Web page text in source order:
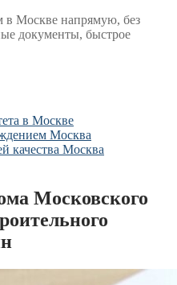
в Москве напрямую, без
документы, быстрое
в Москве
Москва
качества Москва
Московского